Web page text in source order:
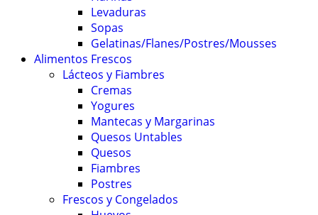
Levaduras
Sopas
Gelatinas/Flanes/Postres/Mousses
Alimentos Frescos
Lácteos y Fiambres
Cremas
Yogures
Mantecas y Margarinas
Quesos Untables
Quesos
Fiambres
Postres
Frescos y Congelados